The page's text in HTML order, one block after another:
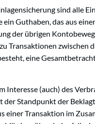
sind alle
Guthaben, das aus
der übrigen
Transaktionen zwischen
eine
Interesse (auch) des
Standpunkt der
einer Transaktion im